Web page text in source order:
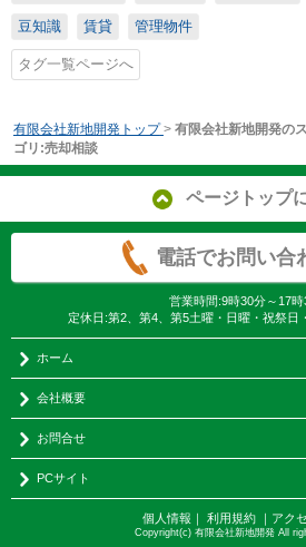
豆知識 賃貸 管理物件
タグ一覧ページへ
有限会社新地開発トップ > 有限会社新地開発の
ゴリ:売却相談
ページトップ
電話でお問い合
営業時間:9時30分～17時
定休日:第2、第4、第5土曜・日曜・祝祭日
ホーム
会社概要
お問合せ
PCサイト
個人情報 ｜ 利用規約｜ アク
Copyright(c) 有限会社新地開発 All